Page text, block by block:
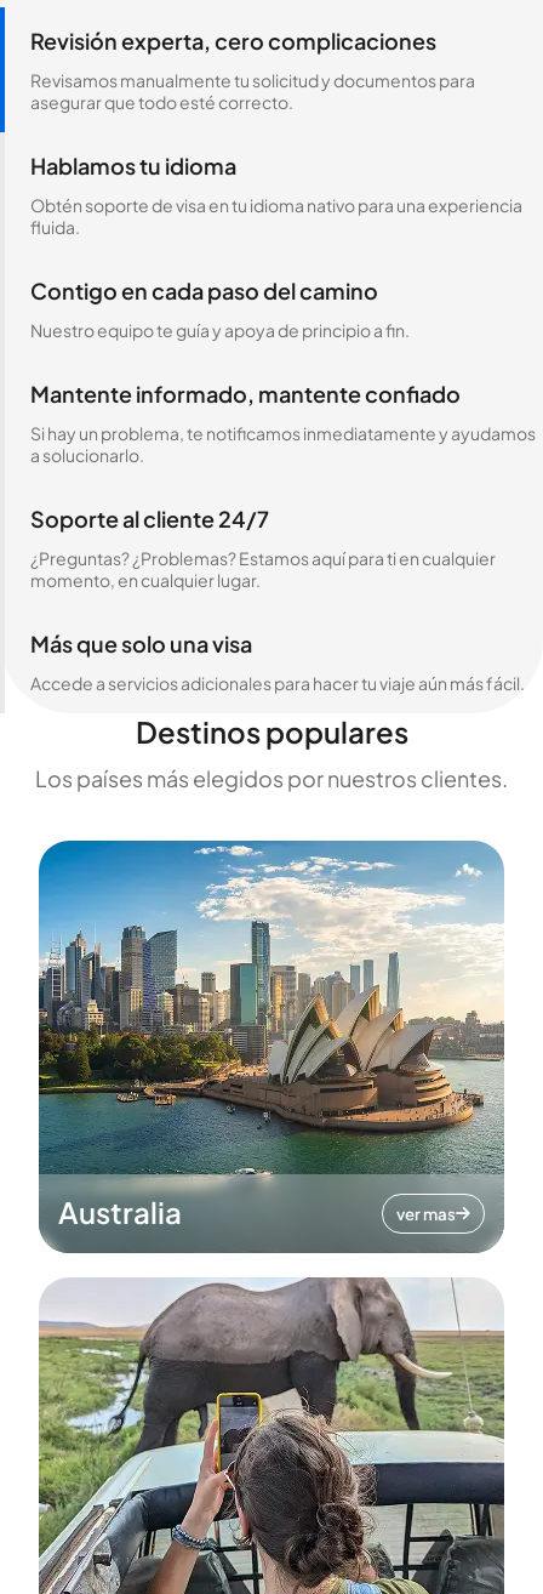
Revisión experta, cero complicaciones
Revisamos manualmente tu solicitud y documentos para
asegurar que todo esté correcto.
Hablamos tu idioma
Obtén soporte de visa en tu idioma nativo para una experiencia
fluida.
Contigo en cada paso del camino
Nuestro equipo te guía y apoya de principio a fin.
Mantente informado, mantente confiado
Si hay un problema, te notificamos inmediatamente y ayudamos
a solucionarlo.
Soporte al cliente 24/7
¿Preguntas? ¿Problemas? Estamos aquí para ti en cualquier
momento, en cualquier lugar.
Más que solo una visa
Accede a servicios adicionales para hacer tu viaje aún más fácil.
Destinos populares
Los países más elegidos por nuestros clientes.
Australia ver mas